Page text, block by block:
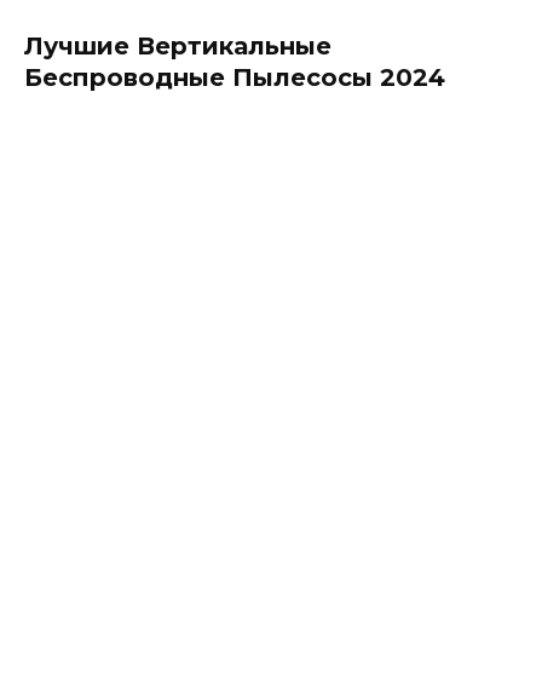
Лучшие Вертикальные
Беспроводные Пылесосы 2024